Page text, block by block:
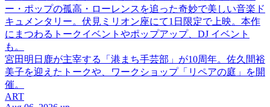
ー・ポップの孤高・ローレンスを追った奇妙で美しい音楽ド
キュメンタリー。伏見ミリオン座にて1日限定で上映。本作
にまつわるトークイベントやポップアップ、DJ イベント
も。
宮田明日鹿が主宰する「港まち手芸部」が10周年。佐久間裕
美子を迎えたトークや、ワークショップ「リペアの庭」を開
催。
ART